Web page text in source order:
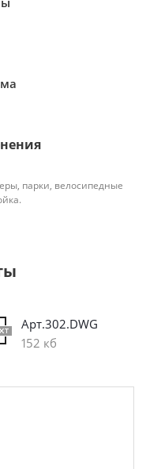
парки, велосипедные
Арт.302.DWG
152 кб